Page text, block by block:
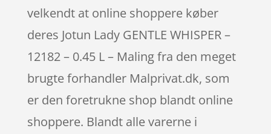
velkendt at online shoppere køber
deres Jotun Lady GENTLE WHISPER –
12182 – 0.45 L – Maling fra den meget
brugte forhandler Malprivat.dk, som
er den foretrukne shop blandt online
shoppere. Blandt alle varerne i